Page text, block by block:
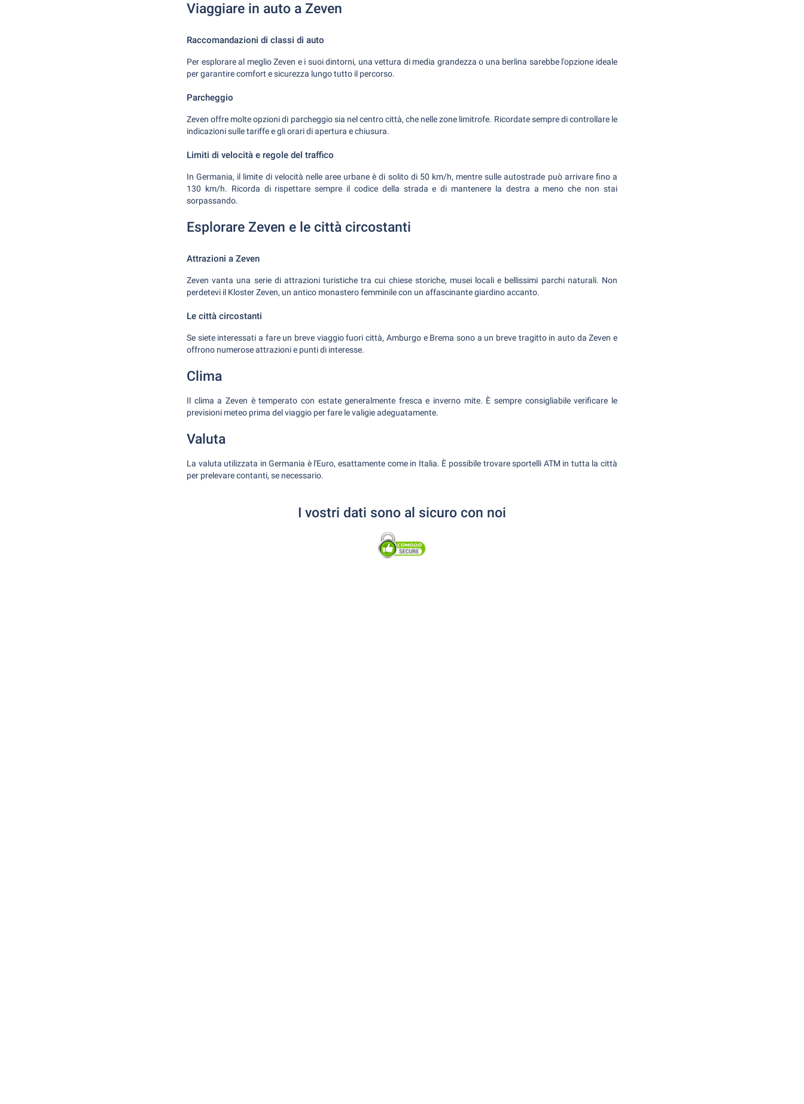
Viaggiare in auto a Zeven
Raccomandazioni di classi di auto
Per esplorare al meglio Zeven e i suoi dintorni, una vettura di media grandezza o una berlina sarebbe l'opzione ideale
per garantire comfort e sicurezza lungo tutto il percorso.
Parcheggio
Zeven offre molte opzioni di parcheggio sia nel centro città, che nelle zone limitrofe. Ricordate sempre di controllare le
indicazioni sulle tariffe e gli orari di apertura e chiusura.
Limiti di velocità e regole del traffico
In Germania, il limite di velocità nelle aree urbane è di solito di 50 km/h, mentre sulle autostrade può arrivare fino a
130 km/h. Ricorda di rispettare sempre il codice della strada e di mantenere la destra a meno che non stai
sorpassando.
Esplorare Zeven e le città circostanti
Attrazioni a Zeven
Zeven vanta una serie di attrazioni turistiche tra cui chiese storiche, musei locali e bellissimi parchi naturali. Non
perdetevi il Kloster Zeven, un antico monastero femminile con un affascinante giardino accanto.
Le città circostanti
Se siete interessati a fare un breve viaggio fuori città, Amburgo e Brema sono a un breve tragitto in auto da Zeven e
offrono numerose attrazioni e punti di interesse.
Clima
Il clima a Zeven è temperato con estate generalmente fresca e inverno mite. È sempre consigliabile verificare le
previsioni meteo prima del viaggio per fare le valigie adeguatamente.
Valuta
La valuta utilizzata in Germania è l'Euro, esattamente come in Italia. È possibile trovare sportelli ATM in tutta la città
per prelevare contanti, se necessario.
I vostri dati sono al sicuro con noi